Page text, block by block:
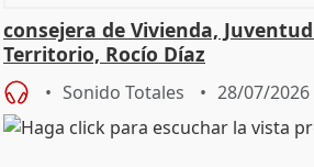
consejera de Vivienda,
Territorio, Rocío Díaz
Sonido Totales 28/07/2026